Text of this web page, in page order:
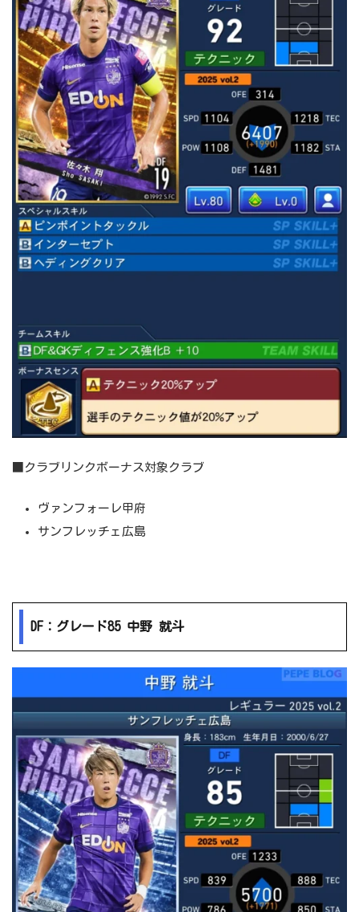
■クラブリンクボーナス対象クラブ
ヴァンフォーレ甲府
サンフレッチェ広島
DF：グレード85 中野 就斗